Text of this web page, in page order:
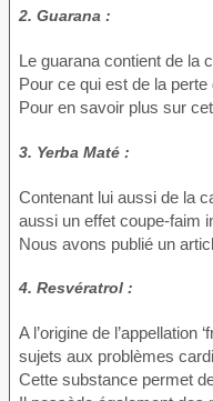
2. Guarana :
Le guarana contient de la
Pour ce qui est de la
Pour en savoir plus sur
3. Yerba Maté :
Contenant lui aussi de la
aussi un effet coupe-faim
Nous avons publié un
4. Resvératrol :
A l’origine de
sujets aux problèmes
Cette substance permet